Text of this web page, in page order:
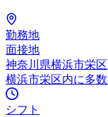
勤務地
面接地
神奈川県横浜市栄区
横浜市栄区内に多
シフト